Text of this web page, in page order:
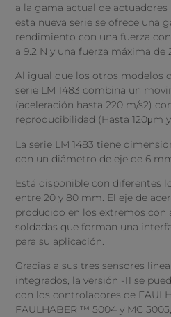
a la gama actual de actuadores
esta nueva serie se ofrece una
rendimiento con una fuerza
a 9.2 N y una fuerza máxima de
Al igual que los otros modelos
serie LM 1483 combina un
(aceleración hasta 220 m/s2)
reproducibilidad (Hasta 120μm
La serie LM 1483 tiene
con un diámetro de eje de 6
Está disponible con diferentes
entre 20 y 80 mm. El eje de
producido en los extremos con
soldadas que forman una
para su aplicación.
Gracias a sus tres sensores
integrados, la versión -11 se
con los controladores de
FAULHABER ™ 5004 y MC